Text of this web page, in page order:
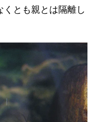
くとも親とは隔離し